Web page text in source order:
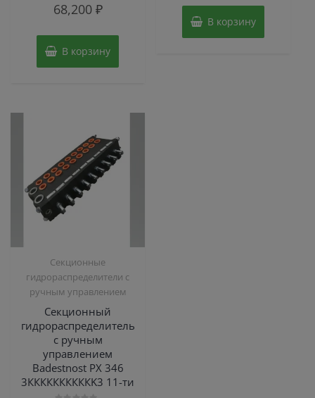
0
68,200 ₽
В корзину
В корзину
Секционные
гидрораспределители с
ручным управлением
Секционный
гидрораспределитель
с ручным
управлением
Badestnost РХ 346
3ККККККККККK3 11-ти